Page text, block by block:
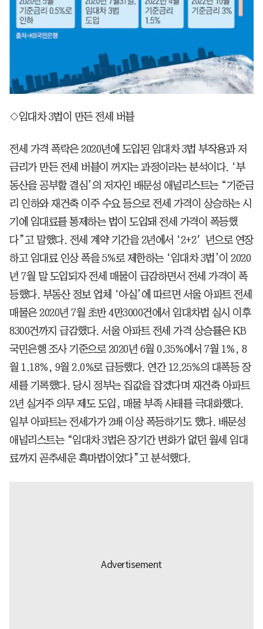
◇임대차 3법이 만든 전세 버블
전세 가격 폭락은 2020년에 도입된 임대차 3법 부작용과 저
금리가 만든 전세 버블이 꺼지는 과정이라는 분석이다. ‘부
동산을 공부할 결심’의 저자인 배문성 애널리스트는 “기준금
리 인하와 재건축 이주 수요 등으로 전세 가격이 상승하는 시
기에 임대료를 통제하는 법이 도입돼 전세 가격이 폭등했
다”고 말했다. 전세 계약 기간을 2년에서 ‘2+2′년으로 연장
하고 임대료 인상 폭을 5%로 제한하는 ‘임대차 3법’이 2020
년 7월 말 도입되자 전세 매물이 급감하면서 전세 가격이 폭
등했다. 부동산 정보 업체 ‘아실’에 따르면 서울 아파트 전세
매물은 2020년 7월 초반 4만3000건에서 임대차법 실시 이후
8300건까지 급감했다. 서울 아파트 전세 가격 상승률은 KB
국민은행 조사 기준으로 2020년 6월 0.35%에서 7월 1%, 8
월 1.18%, 9월 2.0%로 급등했다. 연간 12.25%의 대폭등 장
세를 기록했다. 당시 정부는 집값을 잡겠다며 재건축 아파트
2년 실거주 의무 제도 도입, 매물 부족 사태를 극대화했다.
일부 아파트는 전세가가 2배 이상 폭등하기도 했다. 배문성
애널리스트는 “임대차 3법은 장기간 변화가 없던 월세 임대
료까지 곧추세운 흑마법이었다”고 분석했다.